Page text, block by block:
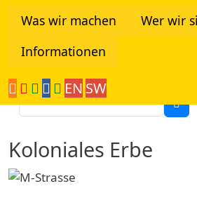
Was wir machen
Wer wir
Informationen
EN SW
Suche
Koloniales Erbe